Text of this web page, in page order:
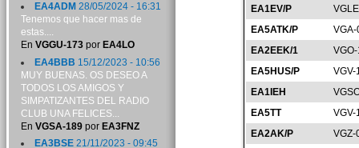
EA1EV/P
EA5ATK/P
EA2EEK/1
EA5HUS/P
VGV-
EA1IEH
EA5TT
VGV-
EA2AK/P
VGZ-
EA4ADM 28/05/2024 - 16:31
Tenemos que hacer mas de
estas....
En VGGU-173por EA4LO
EA4BBB 15/12/2023 - 10:56
MUY BUENAS. OS DESEO A
TODOS LOS AMIGOS Y
SIMPATIZANTES DEL RADIO
CLUB UNA FELICES...
En VGSA-189por EA3FNZ
EA3BSE21/11/2023 - 09:45